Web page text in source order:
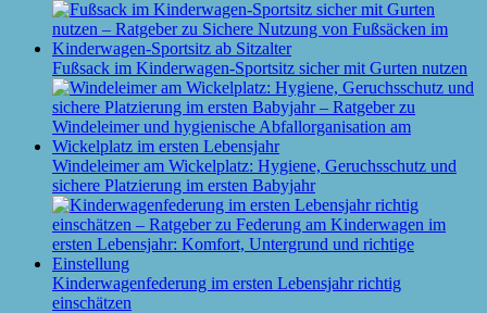
Fußsack im Kinderwagen-Sportsitz sicher mit Gurten nutzen
Windeleimer am Wickelplatz: Hygiene, Geruchsschutz und
sichere Platzierung im ersten Babyjahr
Kinderwagenfederung im ersten Lebensjahr richtig
einschätzen